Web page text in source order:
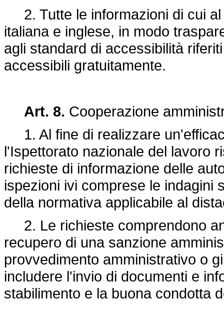
2. Tutte le informazioni di cui al
italiana e inglese, in modo
agli standard di accessibilità
accessibili gratuitamente.
Art. 8. Cooperazione
1. Al fine di realizzare
l'Ispettorato nazionale del lavoro
richieste di informazione delle
ispezioni ivi comprese le indagini
della normativa applicabile al
2. Le richieste comprendono
recupero di una sanzione
provvedimento amministrativo o
includere l'invio di documenti e
stabilimento e la buona condotta